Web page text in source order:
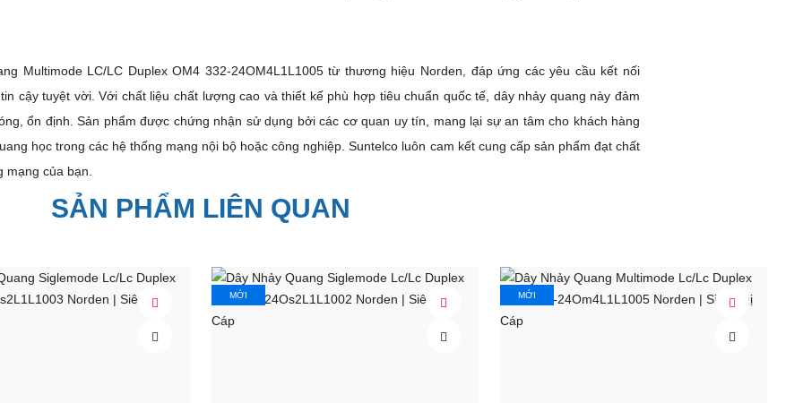
Multimode LC/LC Duplex OM4 332-24OM4L1L1005 từ thương hiệu Norden, đáp ứng các yêu cầu kết nối
cậy tuyệt vời. Với chất liệu chất lượng cao và thiết kế phù hợp tiêu chuẩn quốc tế, dây nhảy quang này đảm
ổn định. Sản phẩm được chứng nhận sử dụng bởi các cơ quan uy tín, mang lại sự an tâm cho khách hàng
học trong các hệ thống mạng nội bộ hoặc công nghiệp. Suntelco luôn cam kết cung cấp sản phẩm đạt chất
mạng của bạn.
within a common outer jacket in OM1, OM2, OM3, OM4, OS1, OS2 multi-mode and single mode variants.
hybrid or single type connector comprising of a SC, ST, FC, LC, MTRJ, E2000 connector in simplex and
Bền Vững, Giao Hàng Tận Nơi Nhân Viên Rất Nhiệt Tình.
SẢN PHẨM LIÊN QUAN
MỚI MỚI